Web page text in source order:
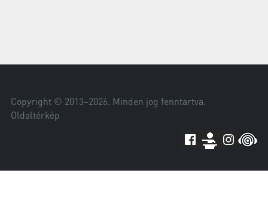
Copyright © 2013–2026. Minden jog fenntartva.
Oldaltérkép